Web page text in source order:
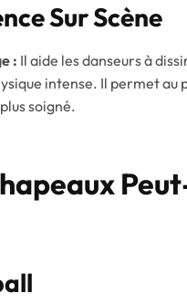
Sur Scène
: Il aide les danseurs à
intense. Il permet au
soigné.